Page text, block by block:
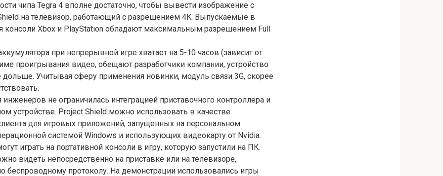
чипа Tegra 4 вполне достаточно, чтобы вывести изображение с
на телевизор, работающий с разрешением 4K. Выпускаемые в
консоли Xbox и PlayStation обладают максимальным разрешением Full
при непрерывной игре хватает на 5-10 часов (зависит от
проигрывания видео, обещают разработчики компании, устройство
дольше. Учитывая сферу применения новинки, модуль связи 3G, скорее
не ограничилась интеграцией приставочного контроллера и
устройстве. Project Shield можно использовать в качестве
для игровых приложений, запущенных на персональном
системой Windows и использующих видеокарту от Nvidia.
играть на портативной консоли в игру, которую запустили на ПК.
видеть непосредственно на приставке или на телевизоре,
беспроводному протоколу. На демонстрации использовались игры